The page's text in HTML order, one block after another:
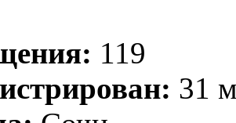
119
31